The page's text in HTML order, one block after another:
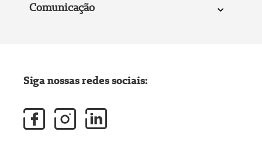
Comunicação
Siga nossas redes sociais: